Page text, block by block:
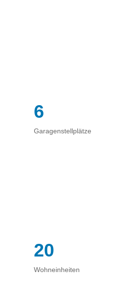
6
Garagenstellplätze
20
Wohneinheiten